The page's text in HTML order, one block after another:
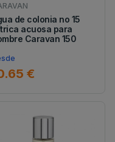
de colonia no 15
acuosa para
Caravan 150
€